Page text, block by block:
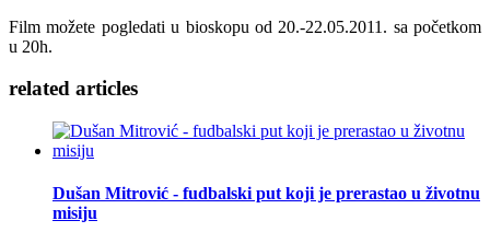
Film možete pogledati u bioskopu od 20.-22.05.2011. sa početkom
u 20h.
related articles
Dušan Mitrović - fudbalski put koji je prerastao u životnu
misiju